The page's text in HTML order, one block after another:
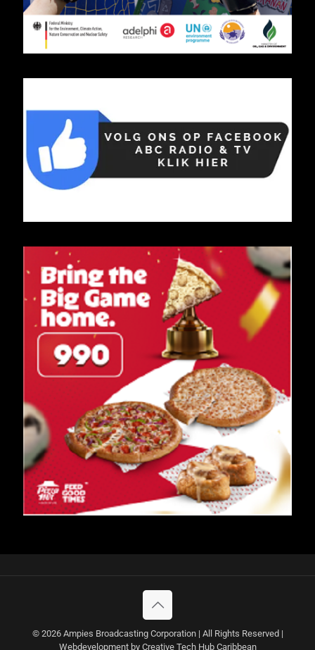
© 2026 Ampies Broadcasting Corporation | All Rights Reserved |
Webdevelopment by Creative Tech Hub Caribbean